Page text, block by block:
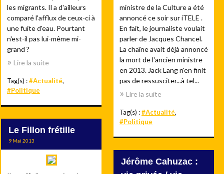
les migrants. Il a d'ailleurs
comparé l'afflux de ceux-ci à
une fuite d'eau. Pourtant
n'est-il pas lui-même mi-
grand ?
Lire la suite
Tag(s) :#Actualité,
#Politique
ministre de la Culture a été
annoncé ce soir sur iTELE .
En fait, le journaliste voulait
parler de Jacques Chancel.
La chaîne avait déjà annoncé
la mort de l'ancien ministre
en 2013. Jack Lang n'en finit
pas de ressusciter...à tel...
Lire la suite
Tag(s) :#Actualité,
#Politique
Le Fillon frétille
9 Mai 2013
Jérôme Cahuzac :